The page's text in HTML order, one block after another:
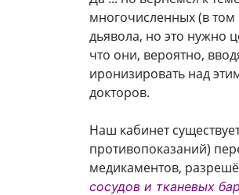
многочисленных (в том
дьявола, но это нужно
что они, вероятно,
иронизировать над
докторов.
Наш кабинет
противопоказаний)
медикаментов,
сосудов и тканевых